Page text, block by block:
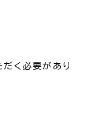
く必要があり